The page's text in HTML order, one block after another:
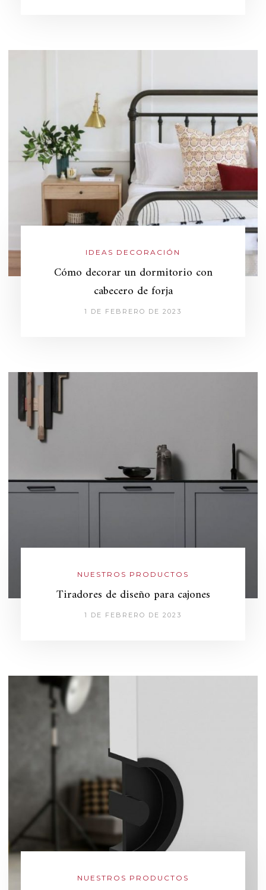
IDEAS DECORACIÓN
Cómo decorar un dormitorio con
cabecero de forja
1 DE FEBRERO DE 2023
NUESTROS PRODUCTOS
Tiradores de diseño para cajones
1 DE FEBRERO DE 2023
NUESTROS PRODUCTOS